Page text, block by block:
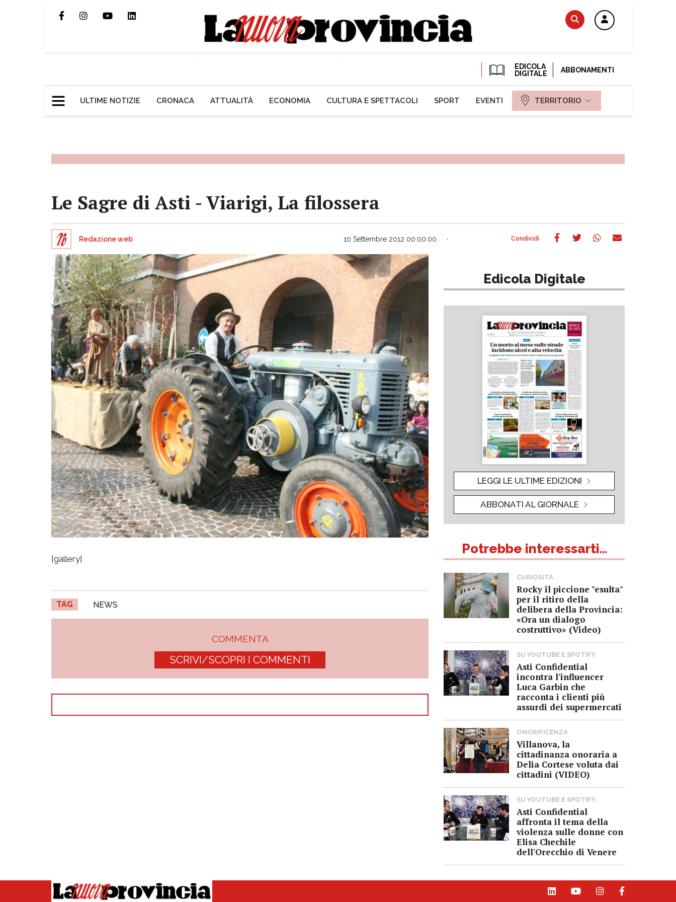
EDICOLA
DIGITALE
ABBONAMENTI
ULTIME NOTIZIE CRONACA ATTUALITÀ ECONOMIA CULTURA E SPETTACOLI SPORT EVENTI TERRITORIO
Le Sagre di Asti - Viarigi, La filossera
Redazione web 10 Settembre 2012 00:00:00
[gallery]
TAG NEWS
COMMENTA
SCRIVI/SCOPRI I COMMENTI
Edicola Digitale
LEGGI LE ULTIME EDIZIONI
ABBONATI AL GIORNALE
Potrebbe interessarti...
CURIOSITÀ
Rocky il piccione "esulta"
per il ritiro della
delibera della Provincia:
«Ora un dialogo
costruttivo» (Video)
SU YOUTUBE E SPOTIFY
Asti Confidential
incontra l'influencer
Luca Garbin che
racconta i clienti più
assurdi dei supermercati
ONORIFICENZA
Villanova, la
cittadinanza onoraria a
Delia Cortese voluta dai
cittadini (VIDEO)
SU YOUTUBE E SPOTIFY
Asti Confidential
affronta il tema della
violenza sulle donne con
Elisa Chechile
dell'Orecchio di Venere